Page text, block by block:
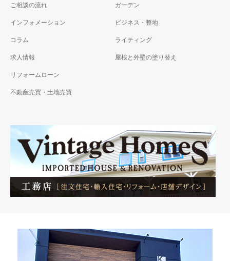
ご相談の流れ
インフォメーション
コラム
求人情報
リフォームローン
不動産売買・土地売買
ガーデン
ビジネス・整地
ライティング
屋根と外壁の塗り替え